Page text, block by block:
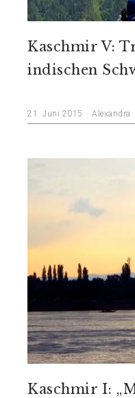
Kaschmir V:
indischen
21. Juni 2015 Alexandra
Kaschmir I: